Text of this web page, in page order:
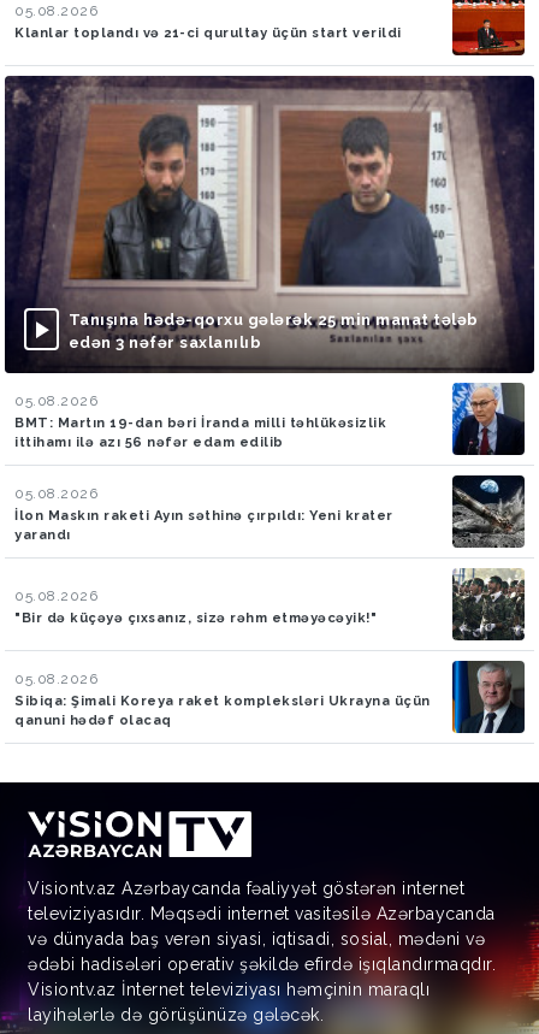
05.08.2026
Klanlar toplandı və 21-ci qurultay üçün start verildi
Tanışına hədə-qorxu gələrək 25 min manat tələb
edən 3 nəfər saxlanılıb
05.08.2026
BMT: Martın 19-dan bəri İranda milli təhlükəsizlik
ittihamı ilə azı 56 nəfər edam edilib
05.08.2026
İlon Maskın raketi Ayın səthinə çırpıldı: Yeni krater
yarandı
05.08.2026
"Bir də küçəyə çıxsanız, sizə rəhm etməyəcəyik!"
05.08.2026
Sibiqa: Şimali Koreya raket kompleksləri Ukrayna üçün
qanuni hədəf olacaq
Visiontv.az Azərbaycanda fəaliyyət göstərən internet
televiziyasıdır. Məqsədi internet vasitəsilə Azərbaycanda
və dünyada baş verən siyasi, iqtisadi, sosial, mədəni və
ədəbi hadisələri operativ şəkildə efirdə işıqlandırmaqdır.
Visiontv.az İnternet televiziyası həmçinin maraqlı
layihələrlə də görüşünüzə gələcək.